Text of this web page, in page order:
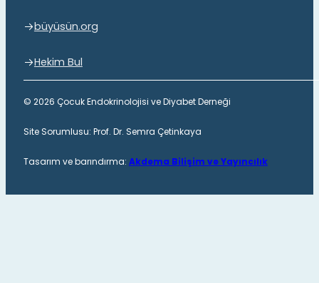
büyüsün.org
Hekim Bul
© 2026 Çocuk Endokrinolojisi ve Diyabet Derneği
Site Sorumlusu: Prof. Dr. Semra Çetinkaya
Tasarım ve barındırma: Akdema Bilişim ve Yayıncılık